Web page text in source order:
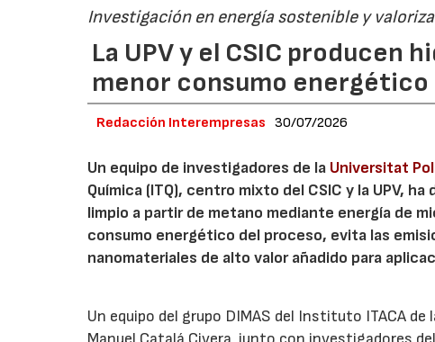
Investigación en energía sostenible y
La UPV y el CSIC producen
menor consumo energético
Redacción Interempresas 30/07/2026
Un equipo de investigadores de la Universitat
Química (ITQ), centro mixto del CSIC y la UPV,
limpio a partir de metano mediante energía de
consumo energético del proceso, evita las
nanomateriales de alto valor añadido para
Un equipo del grupo DIMAS del Instituto ITACA